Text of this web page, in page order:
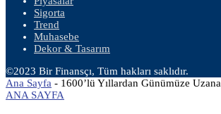
Sigorta
Trend
Muhasebe
Dekor & Tasarım
©2023 Bir Finansçı, Tüm hakları saklıdır.
Ana Sayfa - 1600’lü Yıllardan Günümüze
ANA SAYFA